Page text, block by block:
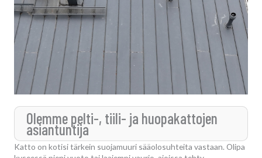
Olemme pelti-, tiili- ja huopakattojen
asiantuntija
Katto on kotisi tärkein suojamuuri sääolosuhteita vastaan. Olipa